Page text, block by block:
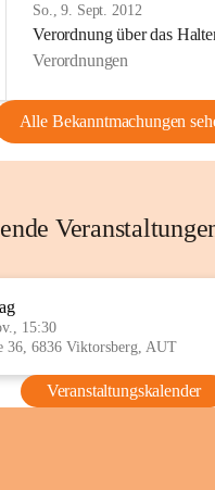
So., 9. Sept. 2012
Verordnung über das
Verordnungen
Alle Bekanntmachungen
15:30
36, 6836 Viktorsberg, AUT
Veranstaltungskalender